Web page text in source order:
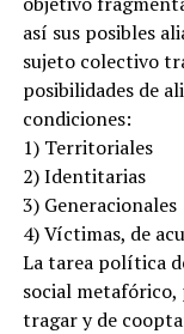
así sus posibles
sujeto colectivo
posibilidades de
condiciones:
1) Territoriales
2) Identitarias
3) Generacionales
4) Víctimas, de
La tarea política
social metafórico,
tragar y de